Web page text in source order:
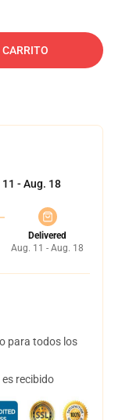
11 - Aug. 18
Delivered
Aug. 11 - Aug. 18
para todos los
recibido